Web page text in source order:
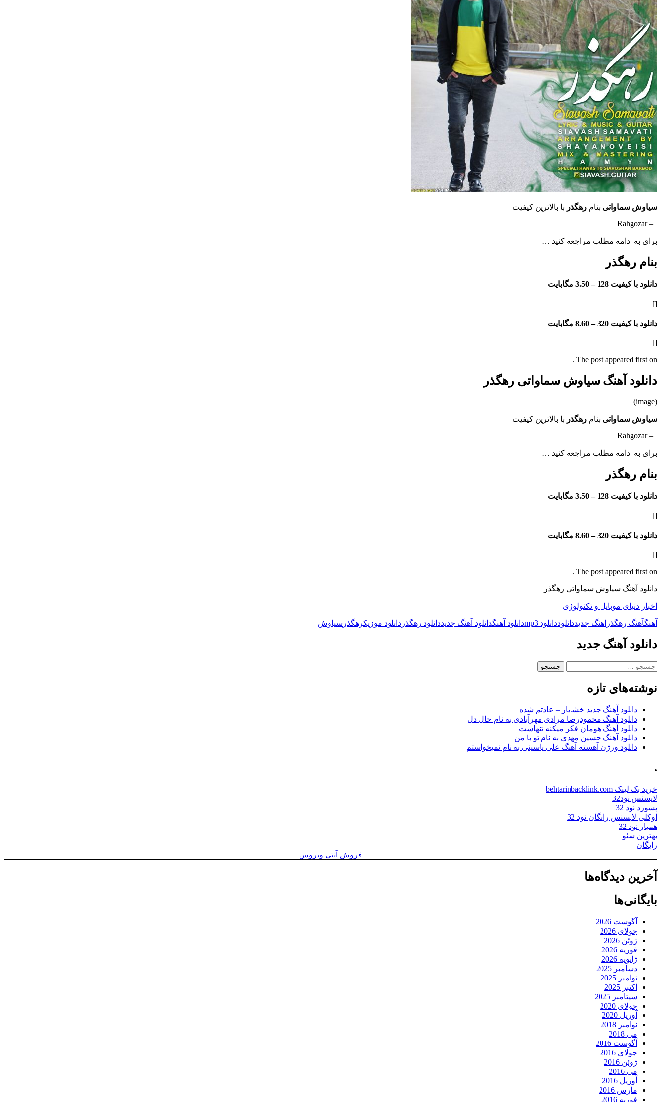
سیاوش سماواتی بنام رهگذر با بالاترین کیفیت
– Rahgozar
برای به ادامه مطلب مراجعه کنید …
بنام رهگذر
دانلود با کیفیت 128 – 3.50 مگابایت
[]
دانلود با کیفیت 320 – 8.60 مگابایت
[]
The post appeared first on .
دانلود آهنگ سیاوش سماواتی رهگذر
(image)
سیاوش سماواتی بنام رهگذر با بالاترین کیفیت
– Rahgozar
برای به ادامه مطلب مراجعه کنید …
بنام رهگذر
دانلود با کیفیت 128 – 3.50 مگابایت
[]
دانلود با کیفیت 320 – 8.60 مگابایت
[]
The post appeared first on .
دانلود آهنگ سیاوش سماواتی رهگذر
اخبار دنیای موبایل و تکنولوژی
آهنگآهنگ رهگذر اهنگ جدیددانلوددانلود mp3 دانلود آهنگدانلود آهنگ جدیددانلود رهگذر دانلود موزیکرهگذر سیاوش
دانلود آهنگ جدید
جستجو
نوشته‌های تازه
دانلود آهنگ جدید خشایار – عادتم شده
دانلود آهنگ محمودرضا مرادی مهرآبادی به نام حال دل
دانلود آهنگ هومان فکر میکنه تنهاست
دانلود آهنگ حسین مهدی به نام تو با من
دانلود ورژن آهسته آهنگ علی یاسینی به نام نمیخواستم
.
خرید بک لینک behtarinbacklink.com
لایسنس نود32
پسورد نود 32
اوکلی لایسنس رایگان نود 32
همیار نود 32
بهترین سئو
رایگان
فروش آنتی ویروس
آخرین دیدگاه‌ها
بایگانی‌ها
آگوست 2026
جولای 2026
ژوئن 2026
فوریه 2026
ژانویه 2026
دسامبر 2025
نوامبر 2025
اکتبر 2025
سپتامبر 2025
جولای 2020
آوریل 2020
نوامبر 2018
می 2018
آگوست 2016
جولای 2016
ژوئن 2016
می 2016
آوریل 2016
مارس 2016
فوریه 2016